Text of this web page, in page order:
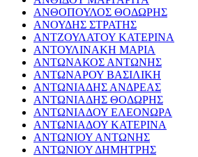
ΑΝΘΟΠΟΥΛΟΣ ΘΟΔΩΡΗΣ
ΑΝΟΥΔΗΣ ΣΤΡΑΤΗΣ
ΑΝΤΖΟΥΛΑΤΟΥ ΚΑΤΕΡΙΝΑ
ΑΝΤΟΥΛΙΝΑΚΗ ΜΑΡΙΑ
ΑΝΤΩΝΑΚΟΣ ΑΝΤΩΝΗΣ
ΑΝΤΩΝΑΡΟΥ ΒΑΣΙΛΙΚΗ
ΑΝΤΩΝΙΑΔΗΣ ΑΝΔΡΕΑΣ
ΑΝΤΩΝΙΑΔΗΣ ΘΟΔΩΡΗΣ
ΑΝΤΩΝΙΑΔΟΥ ΕΛΕΟΝΩΡΑ
ΑΝΤΩΝΙΑΔΟΥ ΚΑΤΕΡΙΝΑ
ΑΝΤΩΝΙΟΥ ΑΝΤΩΝΗΣ
ΑΝΤΩΝΙΟΥ ΔΗΜΗΤΡΗΣ